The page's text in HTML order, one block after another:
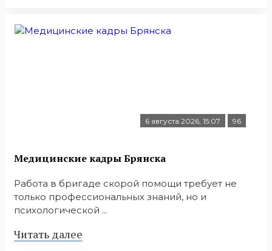
6 августа 2026, 15:07 96
Медицинские кадры Брянска
Работа в бригаде скорой помощи требует не
только профессиональных знаний, но и
психологической ...
Читать далее